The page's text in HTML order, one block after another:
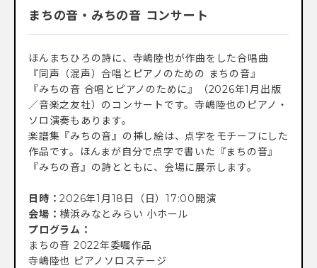
まちの音・みちの音 コンサート
ほんまちひろの詩に、寺嶋陸也が作曲をした合唱曲
『同声（混声）合唱とピアノのための まちの音』
『みちの音 合唱とピアノのために』（2026年1月出版
／音楽之友社）のコンサートです。寺嶋陸也のピアノ・
ソロ演奏もあります。
楽譜集『みちの音』の挿し絵は、点字をモチーフにした
作品です。ほんまが自分で点字で書いた『まちの音』
『みちの音』の詩とともに、会場に展示します。
日時：2026年1月18日（日）17:00開演
会場：横浜みなとみらい 小ホール
プログラム：
まちの音 2022年委嘱作品
寺嶋陸也 ピアノソロステージ